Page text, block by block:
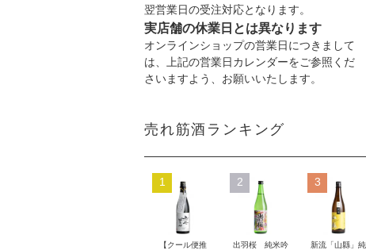
翌営業日の受注対応となります。
実店舗の休業日とは異なります
オンラインショップの営業日につきまして
は、上記の営業日カレンダーをご参照くだ
さいますよう、お願いいたします。
売れ筋酒ランキング
1
【クール便推
2
出羽桜 純米吟
3
新流「山縣」純